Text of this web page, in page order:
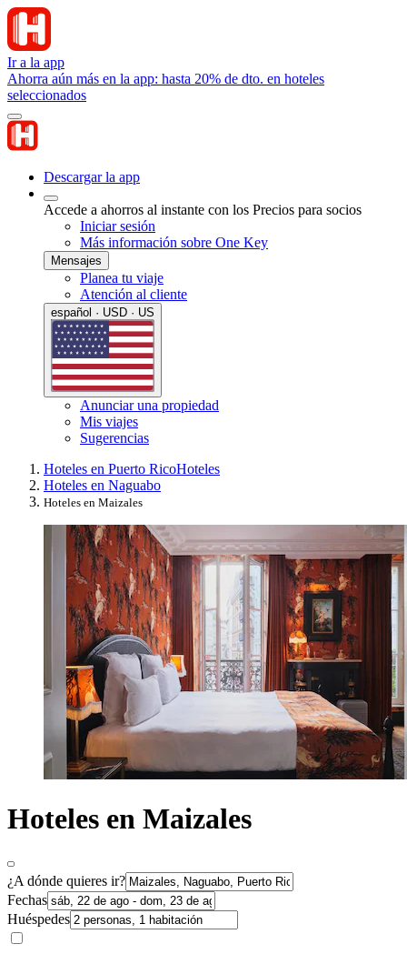
Ir a la app
Ahorra aún más en la app: hasta 20% de dto. en hoteles
seleccionados
Descargar la app
Accede a ahorros al instante con los Precios para socios
Iniciar sesión
Más información sobre One Key
Mensajes
Planea tu viaje
Atención al cliente
español · USD · US
Anunciar una propiedad
Mis viajes
Sugerencias
Hoteles en Puerto RicoHoteles
Hoteles en Naguabo
Hoteles en Maizales
Hoteles en Maizales
¿A dónde quieres ir?
Fechas
Huéspedes